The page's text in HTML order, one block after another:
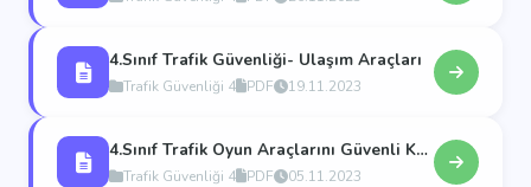
4.Sınıf Trafik Güvenliği- Ulaşım Araçları
Trafik Güvenliği 4 PDF 19.11.2023
4.Sınıf Trafik Oyun Araçlarını Güvenli Kullanalım
Trafik Güvenliği 4 PDF 05.11.2023